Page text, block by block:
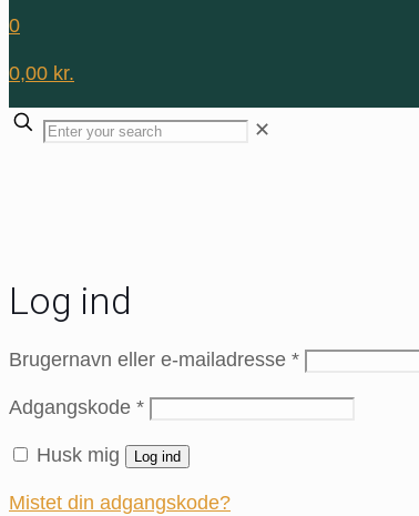
0
0,00 kr.
✕
Log ind
Brugernavn eller e-mailadresse *Påkrævet
Adgangskode *Påkrævet
Husk mig Log ind
Mistet din adgangskode?